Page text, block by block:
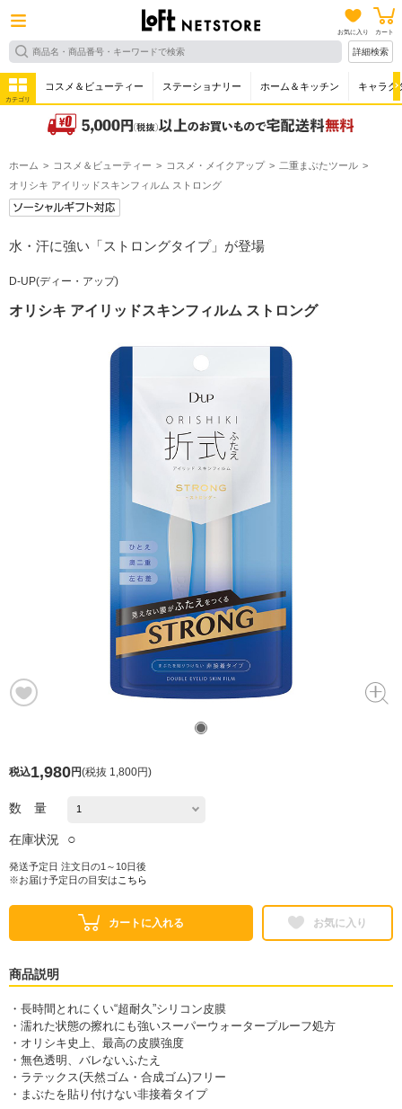
お気に入り カート
詳細検索
カテゴリ
コスメ＆ビューティー ステーショナリー ホーム＆キッチン キャラク
ホーム コスメ＆ビューティー コスメ・メイクアップ
二重まぶたツール
オリシキ アイリッドスキンフィルム ストロング
水・汗に強い「ストロングタイプ」が登場
D-UP(ディー・アップ)
オリシキ アイリッドスキンフィルム ストロング
税込1,980円(税抜 1,800円)
数 量
在庫状況 ○
発送予定日 注文日の1～10日後
※お届け予定日の目安は こちら
カートに入れる お気に入り
商品説明
・長時間とれにくい“超耐久”シリコン皮膜
・濡れた状態の擦れにも強いスーパーウォータープルーフ処方
・オリシキ史上、最高の皮膜強度
・無色透明、バレないふたえ
・ラテックス(天然ゴム・合成ゴム)フリー
・まぶたを貼り付けない非接着タイプ